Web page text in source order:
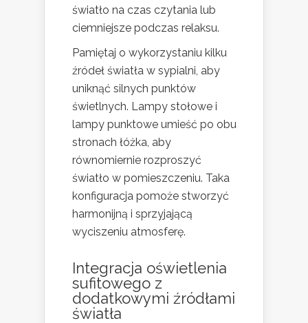
światło na czas czytania lub
ciemniejsze podczas relaksu.
Pamiętaj o wykorzystaniu kilku
źródeł światła w sypialni, aby
uniknąć silnych punktów
świetlnych. Lampy stołowe i
lampy punktowe umieść po obu
stronach łóżka, aby
równomiernie rozproszyć
światło w pomieszczeniu. Taka
konfiguracja pomoże stworzyć
harmonijną i sprzyjającą
wyciszeniu atmosferę.
Integracja oświetlenia
sufitowego z
dodatkowymi źródłami
światła